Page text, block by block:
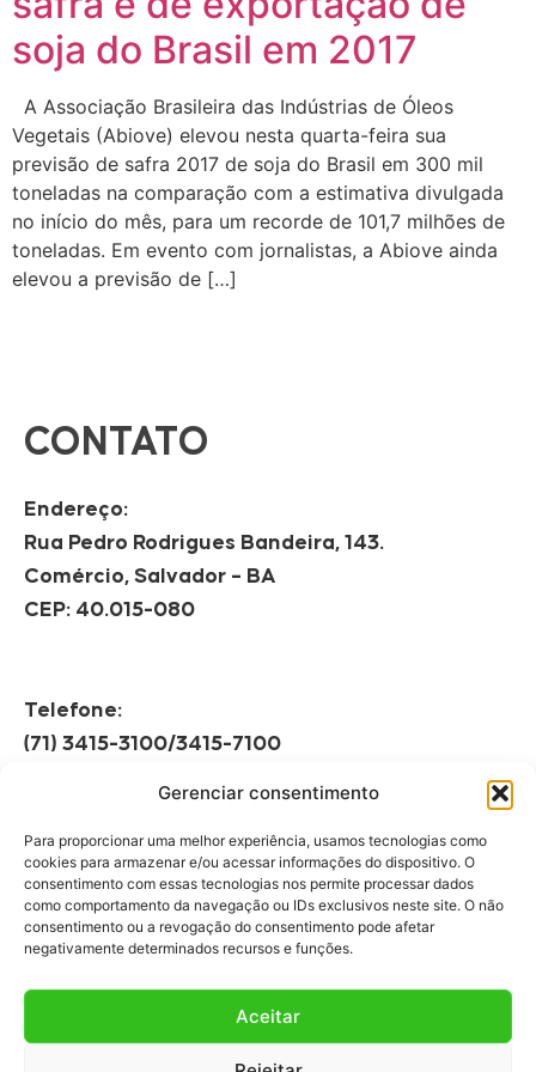
Gerenciar consentimento
Para proporcionar uma melhor experiência, usamos tecnologias como
cookies para armazenar e/ou acessar informações do dispositivo. O
consentimento com essas tecnologias nos permite processar dados
como comportamento da navegação ou IDs exclusivos neste site. O não
consentimento ou a revogação do consentimento pode afetar
negativamente determinados recursos e funções.
Aceitar
soja do Brasil em 2017
A Associação Brasileira das Indústrias de Óleos
Vegetais (Abiove) elevou nesta quarta-feira sua
previsão de safra 2017 de soja do Brasil em 300 mil
toneladas na comparação com a estimativa divulgada
no início do mês, para um recorde de 101,7 milhões de
toneladas. Em evento com jornalistas, a Abiove ainda
elevou a previsão de […]
CONTATO
Endereço:
Rua Pedro Rodrigues Bandeira, 143.
Comércio, Salvador – BA
CEP: 40.015-080
Telefone:
(71) 3415-3100/3415-7100
Horário de Funcionamento:
08h às 12h | 13h às 17h